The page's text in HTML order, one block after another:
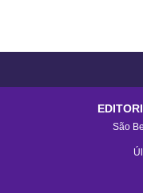
São